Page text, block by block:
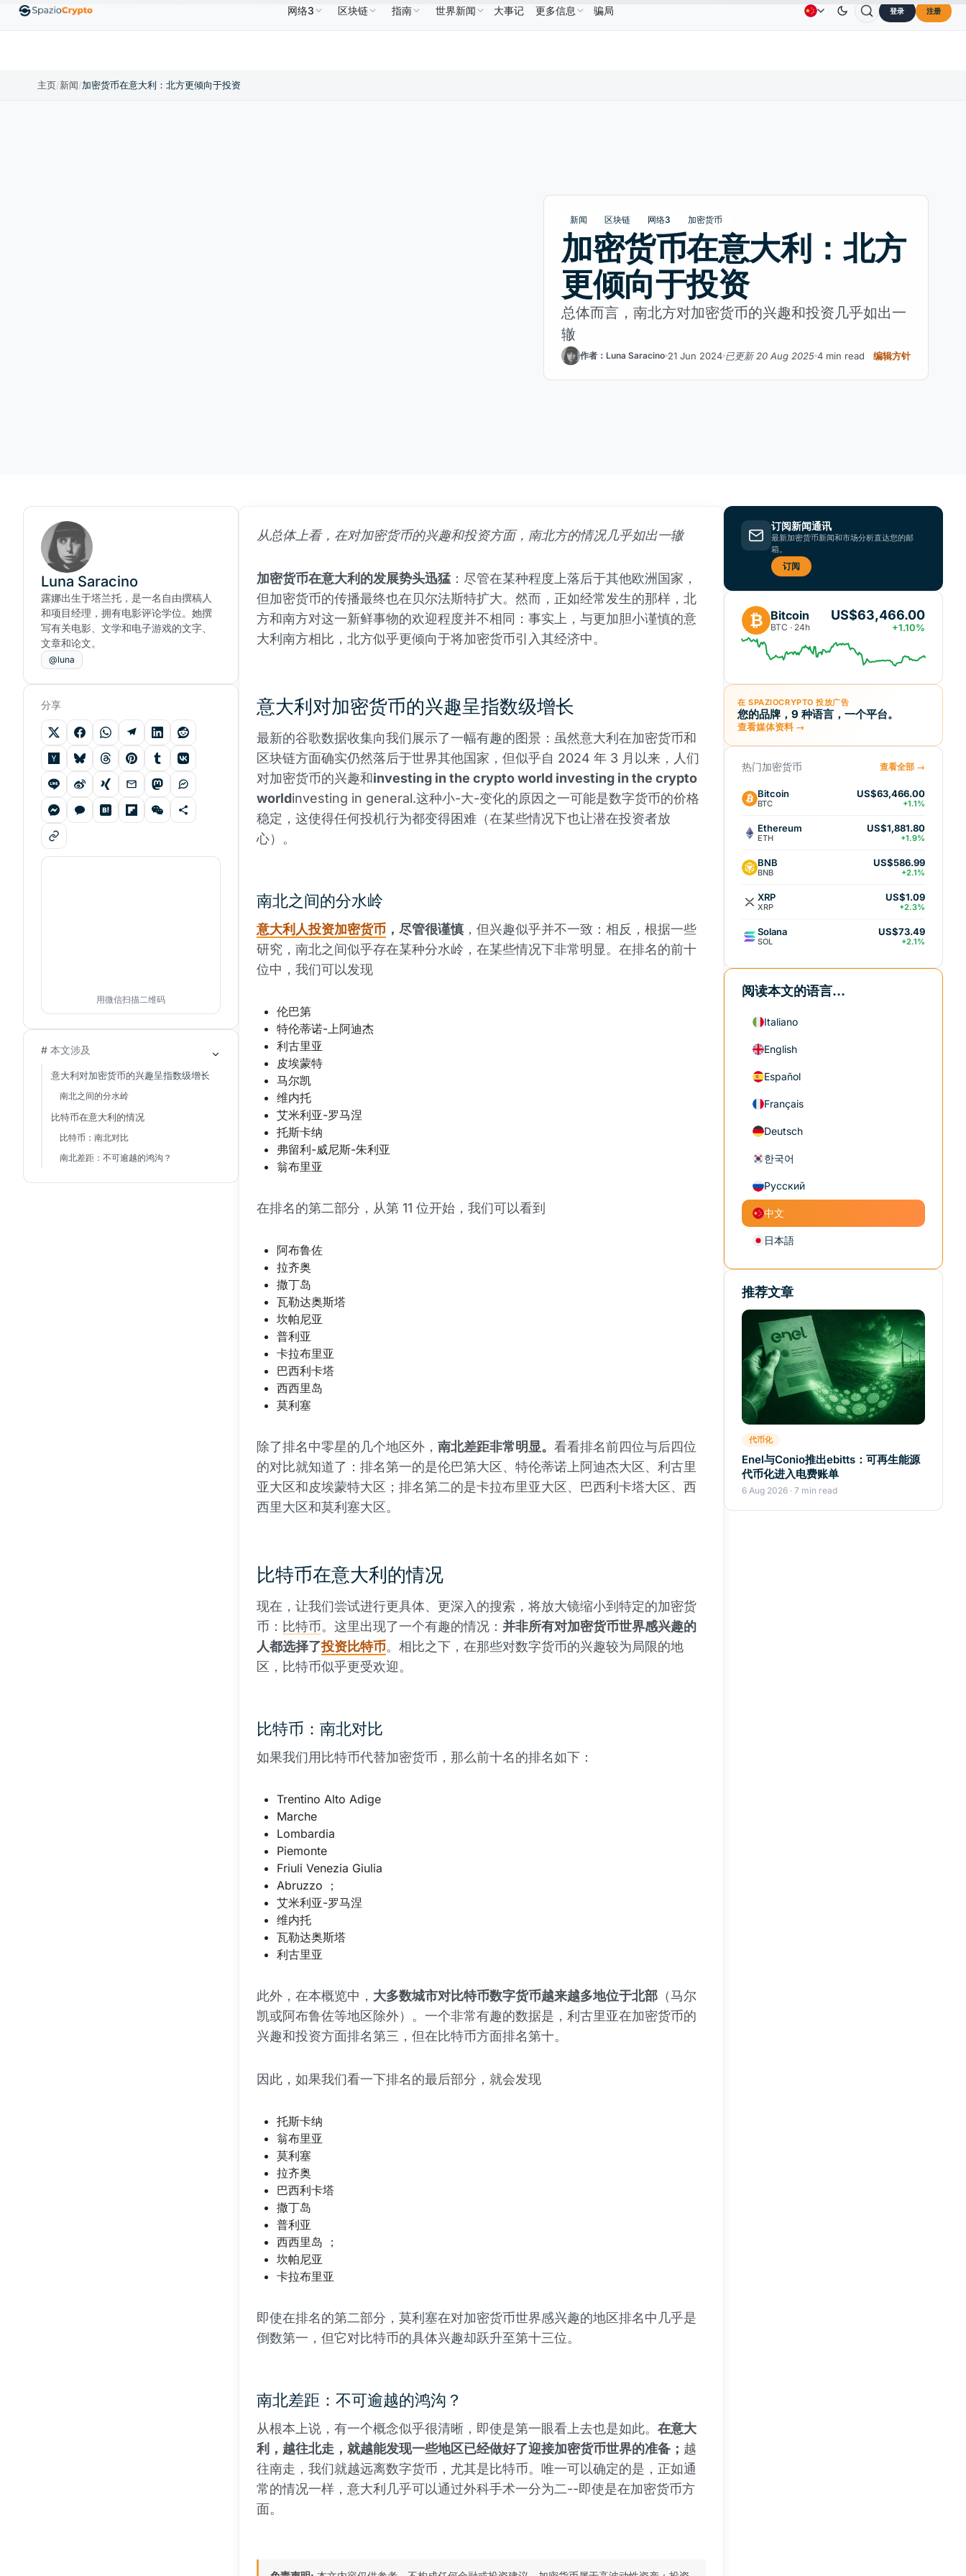
EthereumETHUS$1,880.58 ↑0.00% BNB US$586.64 ↑2.10% USDCUSDC US$0.9995↑0.00% XRPXRP US$1.09 TRXUS$0.3264↓0.30% DogecoinDOGE
关于我们
网络3 区块链 指南 世界新闻 大事记 更多信息 骗局 登录 注册
主页/新闻/加密货币在意大利：北方更倾向于投资
新闻 区块链 网络3 加密货币
加密货币在意大利：北方
更倾向于投资
总体而言，南北方对加密货币的兴趣和投资几乎如出一
辙
作者：Luna Saracino 21 Jun 2024 已更新 20 Aug 2025 4 min read 编辑方针
从总体上看，在对加密货币的兴趣和投资方面，南北方的情况几乎如出一辙
加密货币在意大利的发展势头迅猛 ：尽管在某种程度上落后于其他欧洲国家，
但加密货币的传播最终也在贝尔法斯特扩大。然而，正如经常发生的那样，北
方和南方对这一新鲜事物的欢迎程度并不相同：事实上，与更加胆小谨慎的意
大利南方相比，北方似乎更倾向于将加密货币引入其经济中。
意大利对加密货币的兴趣呈指数级增长
最新的谷歌数据收集向我们展示了一幅有趣的图景：虽然意大利在加密货币和
区块链方面确实仍然落后于世界其他国家，但似乎自 2024 年 3 月以来，人们
对加密货币的兴趣和investing in the crypto world investing in the crypto
worldinvesting in general.这种小-大-变化的原因之一可能是数字货币的价格
稳定，这使得任何投机行为都变得困难（在某些情况下也让潜在投资者放
心）。
南北之间的分水岭
意大利人投资加密货币 ，尽管很谨慎 ，但兴趣似乎并不一致：相反，根据一些
研究，南北之间似乎存在某种分水岭，在某些情况下非常明显。在排名的前十
位中，我们可以发现
伦巴第
特伦蒂诺-上阿迪杰
利古里亚
皮埃蒙特
马尔凯
维内托
艾米利亚-罗马涅
托斯卡纳
弗留利-威尼斯-朱利亚
翁布里亚
在排名的第二部分，从第 11 位开始，我们可以看到
阿布鲁佐
拉齐奥
撒丁岛
瓦勒达奥斯塔
坎帕尼亚
普利亚
卡拉布里亚
巴西利卡塔
西西里岛
莫利塞
除了排名中零星的几个地区外， 南北差距非常明显。 看看排名前四位与后四位
的对比就知道了：排名第一的是伦巴第大区、特伦蒂诺上阿迪杰大区、利古里
亚大区和皮埃蒙特大区；排名第二的是卡拉布里亚大区、巴西利卡塔大区、西
西里大区和莫利塞大区。
比特币在意大利的情况
现在，让我们尝试进行更具体、更深入的搜索，将放大镜缩小到特定的加密货
币： 比特币。这里出现了一个有趣的情况： 并非所有对加密货币世界感兴趣的
人都选择了投资比特币。相比之下，在那些对数字货币的兴趣较为局限的地
区，比特币似乎更受欢迎。
比特币：南北对比
如果我们用比特币代替加密货币，那么前十名的排名如下：
Trentino Alto Adige
Marche
Lombardia
Piemonte
Friuli Venezia Giulia
Abruzzo ；
艾米利亚-罗马涅
维内托
瓦勒达奥斯塔
利古里亚
此外，在本概览中， 大多数城市对比特币数字货币越来越多地位于北部 （马尔
凯或阿布鲁佐等地区除外）。一个非常有趣的数据是，利古里亚在加密货币的
兴趣和投资方面排名第三，但在比特币方面排名第十。
因此，如果我们看一下排名的最后部分，就会发现
托斯卡纳
翁布里亚
莫利塞
拉齐奥
巴西利卡塔
撒丁岛
普利亚
西西里岛 ；
坎帕尼亚
卡拉布里亚
即使在排名的第二部分，莫利塞在对加密货币世界感兴趣的地区排名中几乎是
倒数第一，但它对比特币的具体兴趣却跃升至第十三位。
南北差距：不可逾越的鸿沟？
从根本上说，有一个概念似乎很清晰，即使是第一眼看上去也是如此。 在意大
利，越往北走，就越能发现一些地区已经做好了迎接加密货币世界的准备； 越
往南走，我们就越远离数字货币，尤其是比特币。唯一可以确定的是，正如通
常的情况一样，意大利几乎可以通过外科手术一分为二--即使是在加密货币方
面。
Luna Saracino
露娜出生于塔兰托，是一名自由撰稿人
和项目经理，拥有电影评论学位。她撰
写有关电影、文学和电子游戏的文字、
文章和论文。
@luna
分享
用微信扫描二维码
# 本文涉及
意大利对加密货币的兴趣呈指数级增长
南北之间的分水岭
比特币在意大利的情况
比特币：南北对比
南北差距：不可逾越的鸿沟？
订阅新闻通讯
最新加密货币新闻和市场分析直达您的邮
箱。
订阅
₿ Bitcoin
BTC · 24h
US$63,466.00
+1.10%
在 SPAZIOCRYPTO 投放广告
您的品牌，9 种语言，一个平台。
查看媒体资料 →
热门加密货币 查看全部 →
Bitcoin
BTC
US$63,466.00
+1.1%
Ethereum
ETH
US$1,881.80
+1.9%
BNB
BNB
US$586.99
+2.1%
XRP
XRP
US$1.09
+2.3%
Solana
SOL
US$73.49
+2.1%
阅读本文的语言...
Italiano
English
Español
Français
Deutsch
한국어
Русский
中文
日本語
推荐文章
代币化
Enel与Conio推出ebitts：可再生能源
代币化进入电费账单
6 Aug 2026 · 7 min read